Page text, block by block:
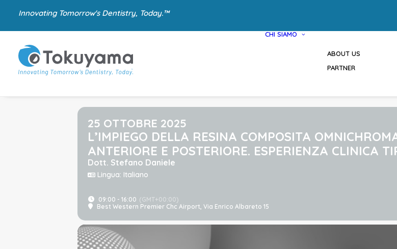
Innovating Tomorrow's Dentistry, Today.™
CHI SIAMO
ABOUT US
PARTNER
25 OTTOBRE 2025
L’IMPIEGO DELLA RESINA COMPOSITA
ANTERIORE E POSTERIORE. ESPERIENZA CLINICA
Dott. Stefano Daniele
Lingua: Italiano
09:00 - 16:00 (GMT+00:00)
Best Western Premier Chc Airport, Via Enrico Albareto 15